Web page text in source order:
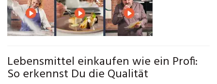
Lebensmittel einkaufen wie ein Profi:
So erkennst Du die Qualität